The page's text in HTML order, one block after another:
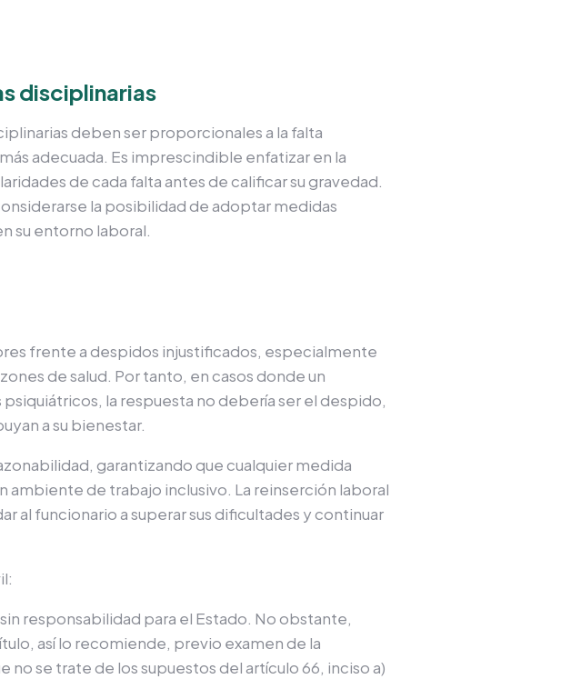
disciplinarias
deben ser proporcionales a la falta
adecuada. Es imprescindible enfatizar en la
de cada falta antes de calificar su gravedad.
la posibilidad de adoptar medidas
su entorno laboral.
frente a despidos injustificados, especialmente
de salud. Por tanto, en casos donde un
la respuesta no debería ser el despido,
a su bienestar.
garantizando que cualquier medida
ambiente de trabajo inclusivo. La reinserción laboral
al funcionario a superar sus dificultades y continuar
responsabilidad para el Estado. No obstante,
así lo recomiende, previo examen de la
se trate de los supuestos del artículo 66, inciso a)